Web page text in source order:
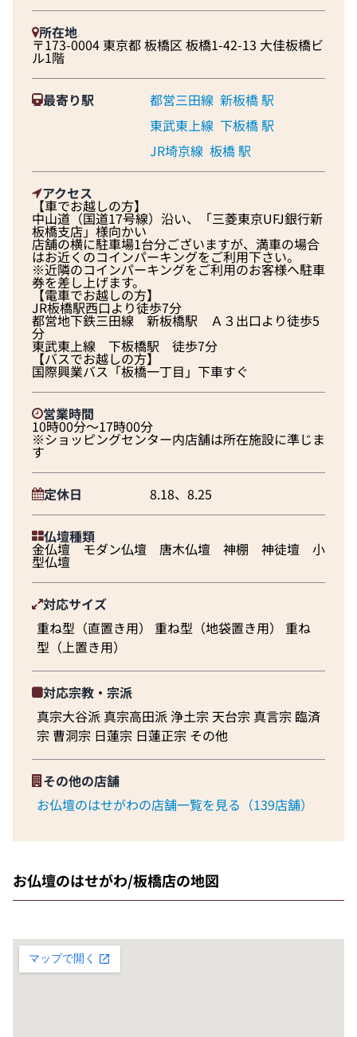
所在地
〒173-0004 東京都 板橋区 板橋1-42-13 大佳板橋ビ
ル1階
最寄り駅 都営三田線 新板橋 駅
東武東上線 下板橋 駅
JR埼京線 板橋 駅
アクセス
【車でお越しの方】
中山道（国道17号線）沿い、「三菱東京UFJ銀行新
板橋支店」様向かい
店舗の横に駐車場1台分ございますが、満車の場合
はお近くのコインパーキングをご利用下さい。
※近隣のコインパーキングをご利用のお客様へ駐車
券を差し上げます。
【電車でお越しの方】
JR板橋駅西口より徒歩7分
都営地下鉄三田線 新板橋駅 Ａ３出口より徒歩5
分
東武東上線 下板橋駅 徒歩7分
【バスでお越しの方】
国際興業バス「板橋一丁目」下車すぐ
営業時間
10時00分～17時00分
※ショッピングセンター内店舗は所在施設に準じま
す
定休日 8.18、8.25
仏壇種類
金仏壇 モダン仏壇 唐木仏壇 神棚 神徒壇 小
型仏壇
対応サイズ
重ね型（直置き用） 重ね型（地袋置き用） 重ね
型（上置き用）
対応宗教・宗派
真宗大谷派 真宗高田派 浄土宗 天台宗 真言宗 臨済
宗 曹洞宗 日蓮宗 日蓮正宗 その他
その他の店舗
お仏壇のはせがわの店舗一覧を見る（139店舗）
お仏壇のはせがわ/板橋店の地図